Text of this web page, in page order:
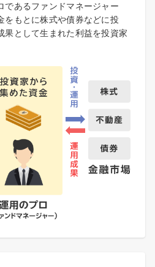
であるファンドマネージャー
をもとに株式や債券などに投
果として生まれた利益を投資家